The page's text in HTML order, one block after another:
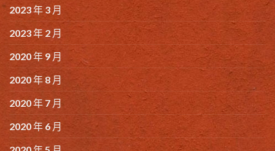
2023 年 3 月
2023 年 2 月
2020 年 9 月
2020 年 8 月
2020 年 7 月
2020 年 6 月